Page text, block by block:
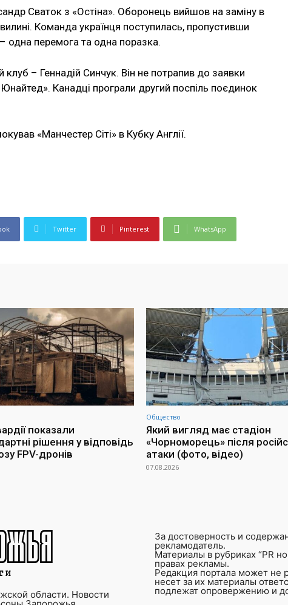
Сваток з «Остіна». Оборонець вийшов на заміну в
Команда українця поступилась, пропустивши
одна перемога та одна поразка.
клуб – Геннадій Синчук. Він не потрапив до заявки
Канадці програли другий поспіль поєдинок
«Манчестер Сіті» в Кубку Англії.
Twitter Pinterest WhatsApp
показали
рішення у відповідь
FPV-дронів
Общество
Який вигляд має стадіон
«Чорноморець» після
атаки (фото, відео)
07.08.2026
области. Новости
За достоверность и
рекламодатель.
Материалы в рубриках “PR
правах рекламы.
Редакция портала может не
несет за их материалы
подлежат опровержению и